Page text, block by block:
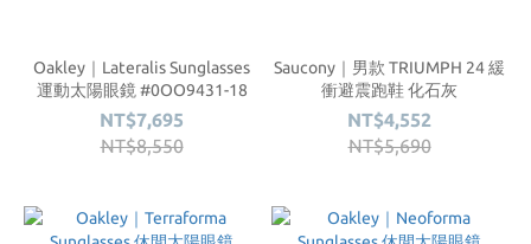
Oakley｜Lateralis Sunglasses
運動太陽眼鏡 #0OO9431-18
NT$7,695
NT$8,550
Saucony｜男款 TRIUMPH 24 緩
衝避震跑鞋 化石灰
NT$4,552
NT$5,690